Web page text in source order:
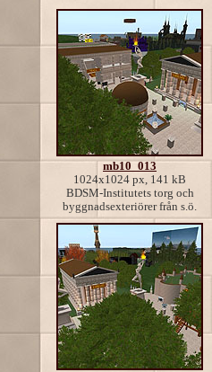
mb10_013
1024x1024 px, 141 kB
BDSM-Institutets torg och
byggnadsexteriörer från s.ö.